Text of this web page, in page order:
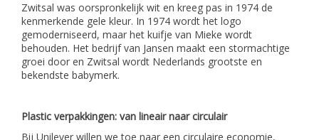
Zwitsal was oorspronkelijk wit en kreeg pas in 1974 de
kenmerkende gele kleur. In 1974 wordt het logo
gemoderniseerd, maar het kuifje van Mieke wordt
behouden. Het bedrijf van Jansen maakt een stormachtige
groei door en Zwitsal wordt Nederlands grootste en
bekendste babymerk.
Plastic verpakkingen: van lineair naar circulair
Bij Unilever willen we toe naar een circulaire economie,